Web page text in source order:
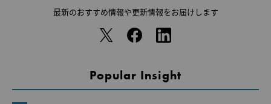
最新のおすすめ情報や更新情報をお届けします
Popular Insight